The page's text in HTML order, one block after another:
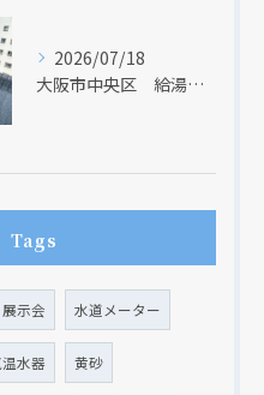
2026/07/18
大阪市中央区 給湯器のリモコンが無くても、リモコンを設置する方法はあります
Tags
展示会 水道メーター
水器 黄砂